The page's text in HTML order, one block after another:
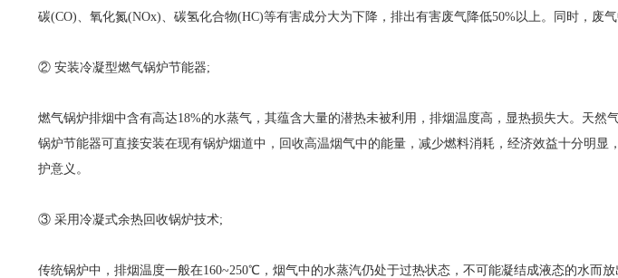
碳(CO)、氧化氮(NOx)、碳氢化合物(HC)等有害成分大为下降，排出有害废气降低50%以上。同时，
② 安装冷凝型燃气锅炉节能器;
燃气锅炉排烟中含有高达18%的水蒸气，其蕴含大量的潜热未被利用，排烟温度高，显热损失大。天
锅炉节能器可直接安装在现有锅炉烟道中，回收高温烟气中的能量，减少燃料消耗，经济效益十分明
护意义。
③ 采用冷凝式余热回收锅炉技术;
传统锅炉中，排烟温度一般在160~250℃，烟气中的水蒸汽仍处于过热状态，不可能凝结成液态的水